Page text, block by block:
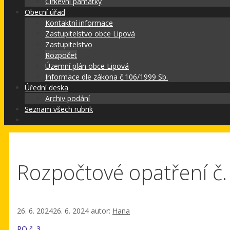
Obecní úřad
Kontaktní informace
Zastupitelstvo obce Lipová
Zastupitelstvo
Rozpočet
Územní plán obce Lipová
Informace dle zákona č.106/1999 Sb.
Úřední deska
Archiv podání
Seznam všech rubrik
Rozpočtové opatření
26. 6. 202426. 6. 2024 autor: Hana